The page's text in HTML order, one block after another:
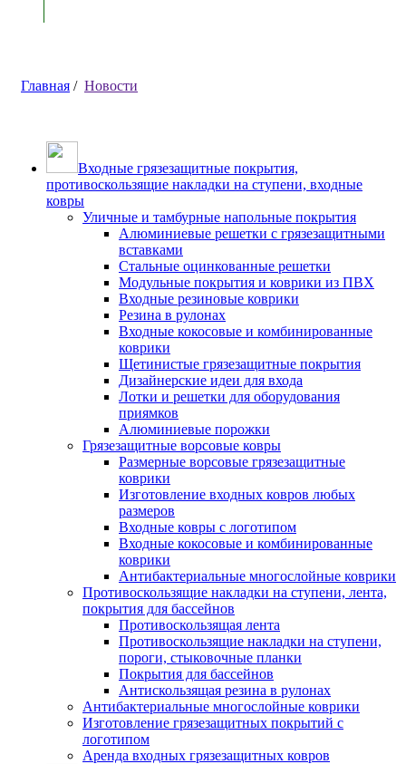
Главная / Новости
Входные грязезащитные покрытия,
противоскользящие накладки на ступени, входные
ковры
Уличные и тамбурные напольные покрытия
Алюминиевые решетки с грязезащитными
вставками
Стальные оцинкованные решетки
Модульные покрытия и коврики из ПВХ
Входные резиновые коврики
Резина в рулонах
Входные кокосовые и комбинированные
коврики
Щетинистые грязезащитные покрытия
Дизайнерские идеи для входа
Лотки и решетки для оборудования
приямков
Алюминиевые порожки
Грязезащитные ворсовые ковры
Размерные ворсовые грязезащитные
коврики
Изготовление входных ковров любых
размеров
Входные ковры с логотипом
Входные кокосовые и комбинированные
коврики
Антибактериальные многослойные коврики
Противоскользящие накладки на ступени, лента,
покрытия для бассейнов
Противоскользящая лента
Противоскользящие накладки на ступени,
пороги, стыковочные планки
Покрытия для бассейнов
Антискользящая резина в рулонах
Антибактериальные многослойные коврики
Изготовление грязезащитных покрытий с
логотипом
Аренда входных грязезащитных ковров